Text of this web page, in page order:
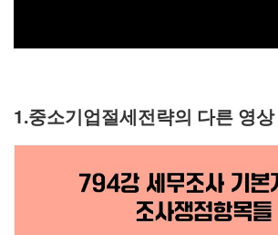
1.중소기업절세전략의 다른 영상